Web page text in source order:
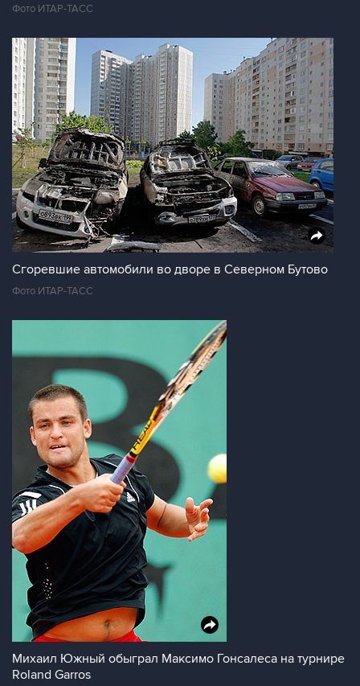
Фото ИТАР-ТАСС
Сгоревшие автомобили во дворе в Северном Бутово
Фото ИТАР-ТАСС
Михаил Южный обыграл Максимо Гонсалеса на турнире
Roland Garros